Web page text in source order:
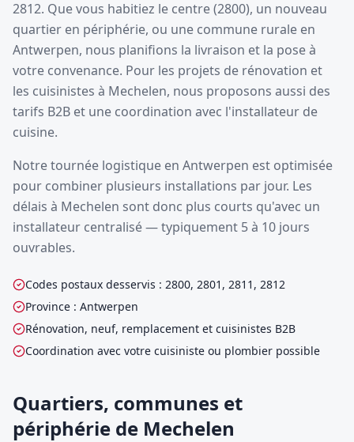
2812. Que vous habitiez le centre (2800), un nouveau
quartier en périphérie, ou une commune rurale en
Antwerpen, nous planifions la livraison et la pose à
votre convenance. Pour les projets de rénovation et
les cuisinistes à Mechelen, nous proposons aussi des
tarifs B2B et une coordination avec l'installateur de
cuisine.
Notre tournée logistique en Antwerpen est optimisée
pour combiner plusieurs installations par jour. Les
délais à Mechelen sont donc plus courts qu'avec un
installateur centralisé — typiquement 5 à 10 jours
ouvrables.
Codes postaux desservis : 2800, 2801, 2811, 2812
Province : Antwerpen
Rénovation, neuf, remplacement et cuisinistes B2B
Coordination avec votre cuisiniste ou plombier possible
Quartiers, communes et
périphérie de Mechelen